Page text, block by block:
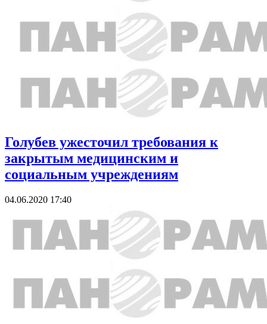
Голубев ужесточил требования к
закрытым медицинским и
социальным учреждениям
04.06.2020 17:40